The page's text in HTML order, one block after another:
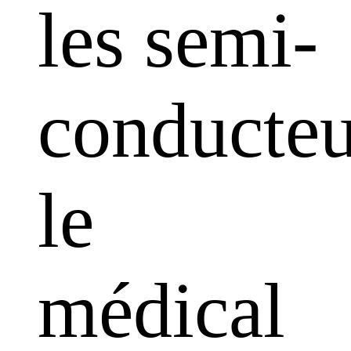
les semi-
le
médical